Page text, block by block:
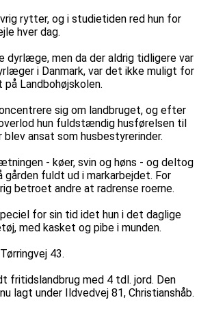
rytter, og i studietiden red hun for
hver dag.
dyrlæge, men da der aldrig tidligere var
i Danmark, var det ikke muligt for
Landbohøjskolen.
sig om landbruget, og efter
hun fuldstændig husførelsen til
blev ansat som husbestyrerinder.
- køer, svin og høns - og deltog
gården fuldt ud i markarbejdet. For
betroet andre at radrense roerne.
for sin tid idet hun i det daglige
med kasket og pibe i munden.
43.
fritidslandbrug med 4 tdl. jord. Den
lagt under Ildvedvej 81, Christianshåb.